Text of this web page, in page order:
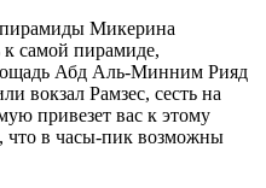
пирамиды Микерина
к самой пирамиде,
Абд Аль-Минним Рияд
вокзал Рамзес, сесть на
привезет вас к этому
что в часы-пик возможны